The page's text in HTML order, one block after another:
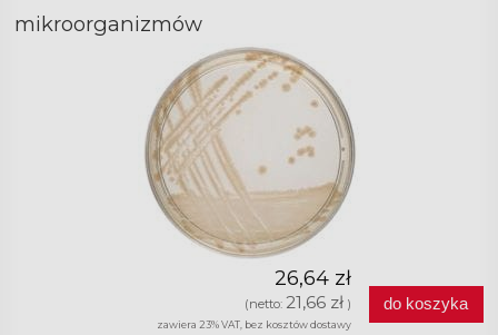
mikroorganizmów
26,64 zł
(netto: 21,66 zł)
zawiera 23% VAT, bez kosztów dostawy
do koszyka